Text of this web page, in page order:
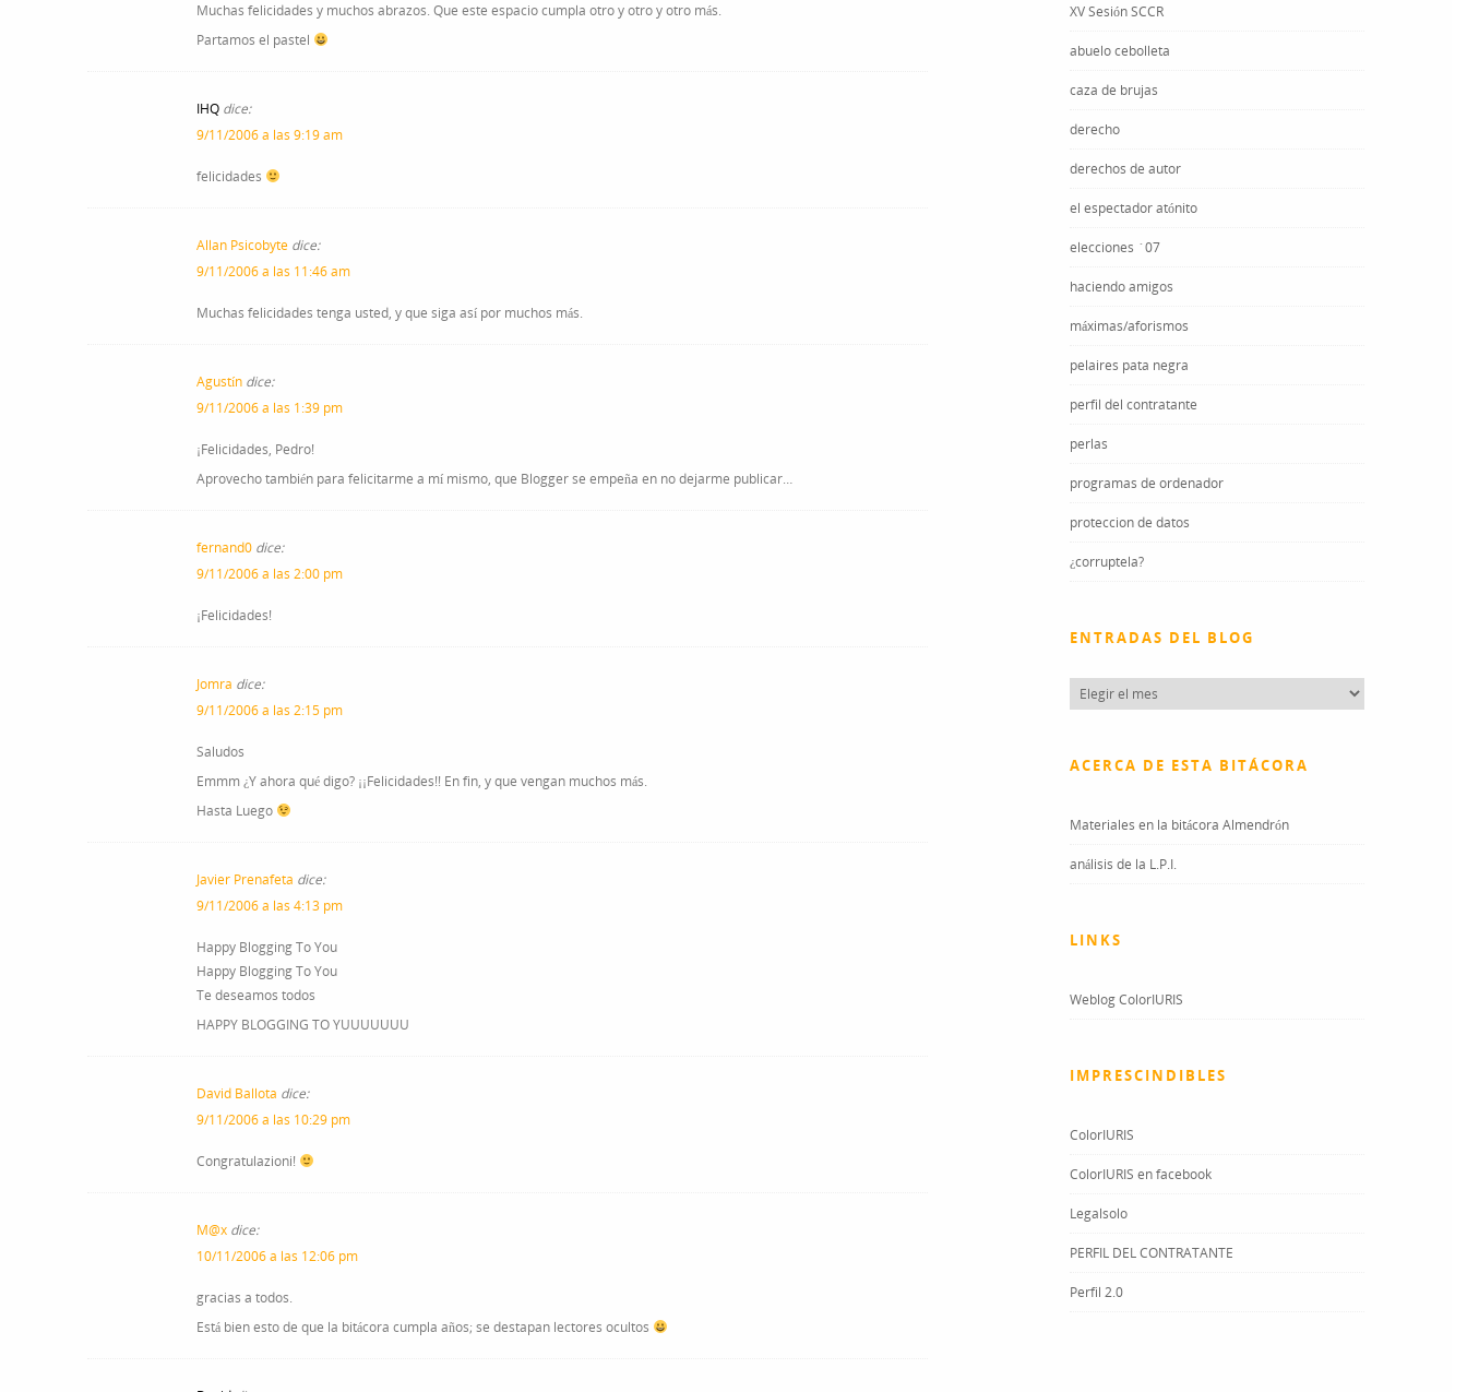
Muchas felicidades y muchos abrazos. Que este espacio cumpla otro y otro y otro más.
Partamos el pastel
IHQ dice:
9/11/2006 a las 9:19 am
felicidades
Allan Psicobyte dice:
9/11/2006 a las 11:46 am
Muchas felicidades tenga usted, y que siga así por muchos más.
Agustín dice:
9/11/2006 a las 1:39 pm
¡Felicidades, Pedro!
Aprovecho también para felicitarme a mí mismo, que Blogger se empeña en no dejarme publicar…
fernand0 dice:
9/11/2006 a las 2:00 pm
¡Felicidades!
Jomra dice:
9/11/2006 a las 2:15 pm
Saludos
Emmm ¿Y ahora qué digo? ¡¡Felicidades!! En fin, y que vengan muchos más.
Hasta Luego
Javier Prenafeta dice:
9/11/2006 a las 4:13 pm
Happy Blogging To You
Happy Blogging To You
Te deseamos todos
HAPPY BLOGGING TO YUUUUUUU
David Ballota dice:
9/11/2006 a las 10:29 pm
Congratulazioni!
M@x dice:
10/11/2006 a las 12:06 pm
gracias a todos.
Está bien esto de que la bitácora cumpla años; se destapan lectores ocultos
XV Sesión SCCR
abuelo cebolleta
caza de brujas
derecho
derechos de autor
el espectador atónito
elecciones ´07
haciendo amigos
máximas/aforismos
pelaires pata negra
perfil del contratante
perlas
programas de ordenador
proteccion de datos
¿corruptela?
ENTRADAS DEL BLOG
Entradas
del
ACERCA DE ESTA BITÁCORA
Materiales en la bitácora Almendrón
análisis de la L.P.I.
LINKS
Weblog ColorIURIS
IMPRESCINDIBLES
ColorIURIS
ColorIURIS en facebook
Legalsolo
PERFIL DEL CONTRATANTE
Perfil 2.0